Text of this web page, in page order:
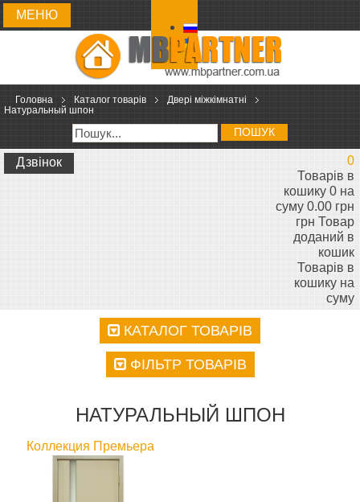
МЕНЮ
Головна Каталог товарів
Двері міжкімнатні
Натуральный шпон
ПОШУК
Дзвінок
0
Товарів в
кошику 0 на
суму 0.00 грн
грн Товар
доданий в
кошик
Товарів в
кошику на
суму
КАТАЛОГ ТОВАРІВ
ФІЛЬТР ТОВАРІВ
НАТУРАЛЬНЫЙ ШПОН
Коллекция Премьера